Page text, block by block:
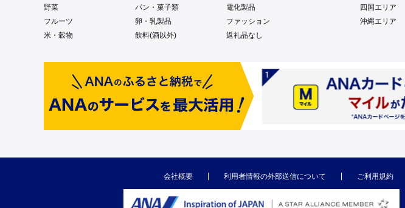
野菜
パン・菓子類
電化製品
フルーツ
卵・乳製品
ファッション
米・穀物
飲料(酒以外) 返礼品なし
四国エリア
沖縄エリア
会社概要 利用者情報の外部送信について ご利用規約